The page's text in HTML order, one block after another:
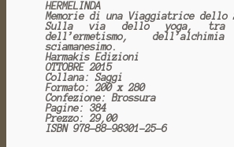
HERMELINDA
Memorie di una Viaggiatrice
Sulla via dello yoga,
dell’ermetismo,
sciamanesimo.
Harmakis Edizioni
OTTOBRE 2015
Collana: Saggi
Formato: 200 x 280
Confezione: Brossura
Pagine: 384
Prezzo: 29,00
ISBN 978-88-98301-25-6